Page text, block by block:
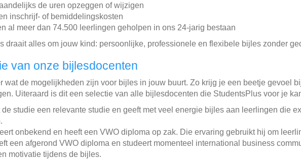
de uren opzeggen of wijzigen
inschrijf- of bemiddelingskosten
al meer dan 74.500 leerlingen geholpen in ons 24-jarig bestaan
draait alles om jouw kind: persoonlijke, professionele en flexibele bijles zonder
van onze bijlesdocenten
wat de mogelijkheden zijn voor bijles in jouw buurt. Zo krijg je een beetje gevoel
Uiteraard is dit een selectie van alle bijlesdocenten die StudentsPlus voor je
de studie een relevante studie en geeft met veel energie bijles aan leerlingen die
onbekend en heeft een VWO diploma op zak. Die ervaring gebruikt hij om
een afgerond VWO diploma en studeert momenteel international business
motivatie tijdens de bijles.